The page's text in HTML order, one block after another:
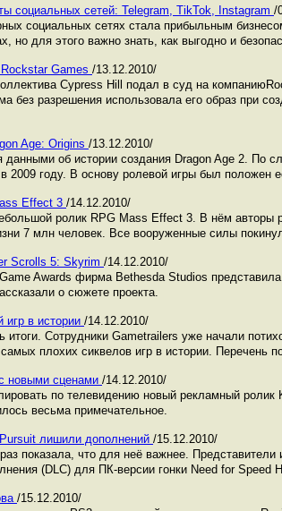
социальных сетей: Telegram, TikTok, Instagram /
социальных сетях стала прибыльным
но для этого важно знать, как выгодно и
Games /13.12.2010/
Cypress Hill подал в суд на
без разрешения использовала его образ при
Age: Origins /13.12.2010/
данными об истории создания Dragon Age 2. По
2009 году. В основу ролевой игры был положен
Effect 3 /14.12.2010/
ролик RPG Mass Effect 3. В нём авторы
7 млн человек. Все вооруженные силы
Scrolls 5: Skyrim /14.12.2010/
Awards фирма Bethesda Studios
о сюжете проекта.
в истории /14.12.2010/
итоги. Сотрудники Gametrailers уже начали
плохих сиквелов игр в истории. Перечень
новыми сценами /14.12.2010/
по телевидению новый рекламный
весьма примечательное.
лишили дополнений /15.12.2010/
показала, что для неё важнее. Представители
(DLC) для ПК-версии гонки Need for Speed
/15.12.2010/